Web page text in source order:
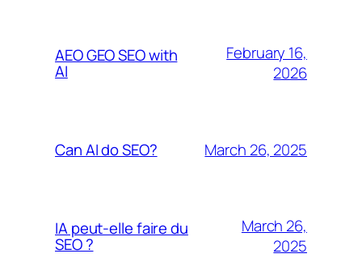
AEO GEO SEO with
AI
February 16,
2026
Can AI do SEO? March 26, 2025
IA peut-elle faire du
SEO ?
March 26,
2025